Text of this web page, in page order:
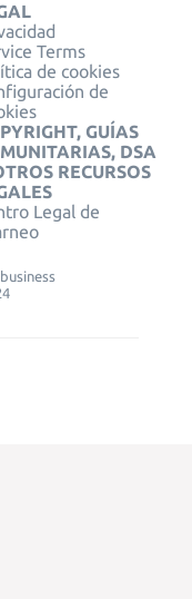
Terms
de cookies
de
GUÍAS
DSA
RECURSOS
Legal de